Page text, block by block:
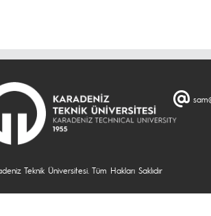
Teknik Üniversitesi. Tüm Hakları Saklıdır